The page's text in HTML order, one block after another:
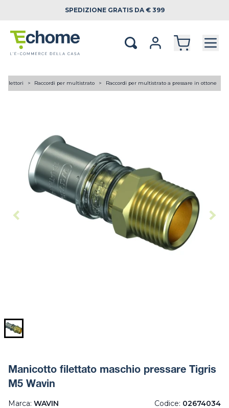
SPEDIZIONE GRATIS DA € 399
collettori Raccordi per multistrato Raccordi per multistrato a pressare in ottone
Manicotto filettato maschio pressare Tigris
M5 Wavin
Marca: WAVIN Codice: 02674034